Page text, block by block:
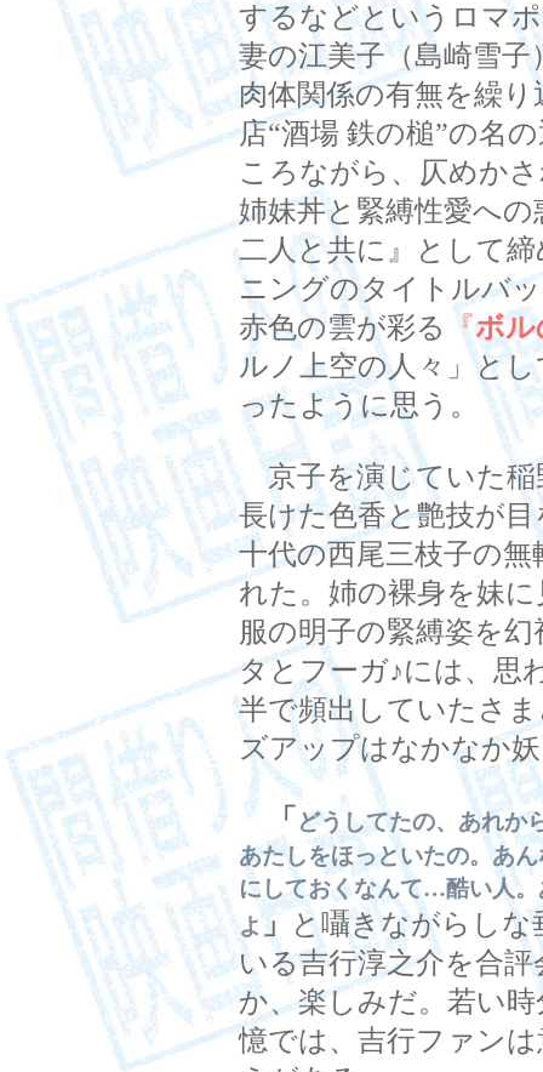
するなどというロマ
妻の江美子（島崎雪
肉体関係の有無を繰
店“酒場 鉄の槌”の名
ころながら、仄めか
姉妹丼と緊縛性愛へ
二人と共に』として
ニングのタイトルバ
赤色の雲が彩る 『ボル
ルノ上空の人々」と
ったように思う。
京子を演じていた稲
長けた色香と艶技が
十代の西尾三枝子の
れた。姉の裸身を妹
服の明子の緊縛姿を
タとフーガ♪には、思
半で頻出していたさ
ズアップはなかなか
「 どうしてたの、あれか
あたしをほっといたの。あ
にしておくなんて…酷い人
よ」 と囁きながらし
いる吉行淳之介を合
か、楽しみだ。若い
憶では、吉行ファン